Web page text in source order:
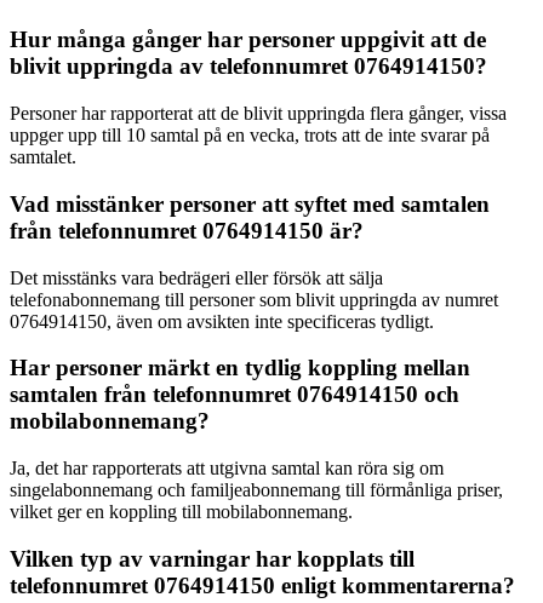
Hur många gånger har personer uppgivit att de
blivit uppringda av telefonnumret 0764914150?
Personer har rapporterat att de blivit uppringda flera gånger, vissa
uppger upp till 10 samtal på en vecka, trots att de inte svarar på
samtalet.
Vad misstänker personer att syftet med samtalen
från telefonnumret 0764914150 är?
Det misstänks vara bedrägeri eller försök att sälja
telefonabonnemang till personer som blivit uppringda av numret
0764914150, även om avsikten inte specificeras tydligt.
Har personer märkt en tydlig koppling mellan
samtalen från telefonnumret 0764914150 och
mobilabonnemang?
Ja, det har rapporterats att utgivna samtal kan röra sig om
singelabonnemang och familjeabonnemang till förmånliga priser,
vilket ger en koppling till mobilabonnemang.
Vilken typ av varningar har kopplats till
telefonnumret 0764914150 enligt kommentarerna?